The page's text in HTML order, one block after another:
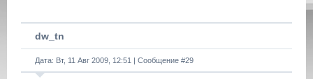
dw_tn
Дата: Вт, 11 Авг 2009, 12:51 | Сообщение #29